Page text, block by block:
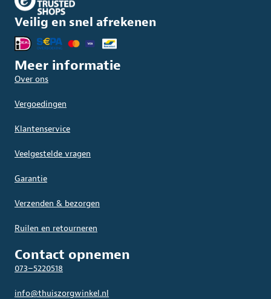
Veilig en snel afrekenen
Meer informatie
Over ons
Vergoedingen
Klantenservice
Veelgestelde vragen
Garantie
Verzenden & bezorgen
Ruilen en retourneren
Contact opnemen
073–5220518
info@thuiszorgwinkel.nl